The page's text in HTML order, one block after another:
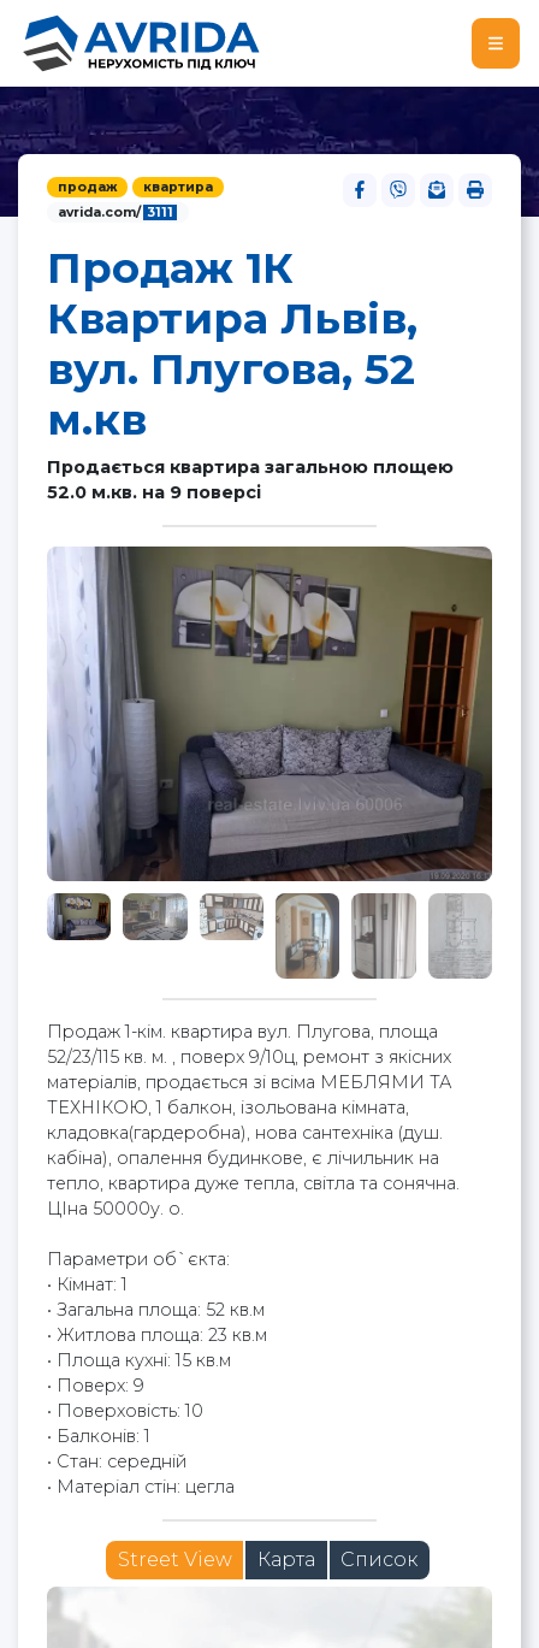
продаж
квартира
avrida.com/ 3111
Продаж 1К
Квартира Львів,
вул. Плугова, 52
м.кв
Продається квартира загальною площею
52.0 м.кв. на 9 поверсі
Продаж 1-кім. квартира вул. Плугова, площа
52/23/115 кв. м. , поверх 9/10ц, ремонт з якісних
матеріалів, продається зі всіма МЕБЛЯМИ ТА
ТЕХНІКОЮ, 1 балкон, ізольована кімната,
кладовка(гардеробна), нова сантехніка (душ.
кабіна), опалення будинкове, є лічильник на
тепло, квартира дуже тепла, світла та сонячна.
ЦІна 50000у. о.
Параметри об`єкта:
• Кімнат: 1
• Загальна площа: 52 кв.м
• Житлова площа: 23 кв.м
• Площа кухні: 15 кв.м
• Поверх: 9
• Поверховість: 10
• Балконів: 1
• Стан: середній
• Матеріал стін: цегла
Street View Карта Список